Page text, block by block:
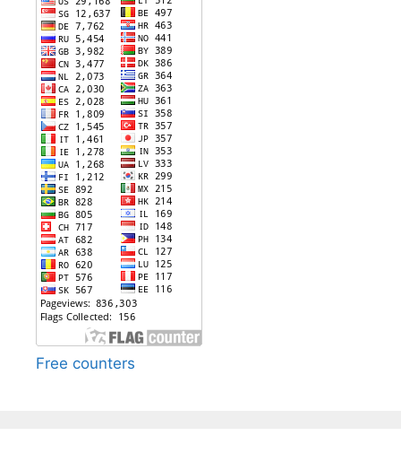
Free counters